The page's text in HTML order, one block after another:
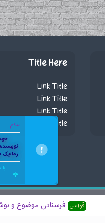
Title Here
Link Title
Link Title
Link Title
Link Title
سلام
رمانیک
🌹
قوانین فرستادن موضوع و